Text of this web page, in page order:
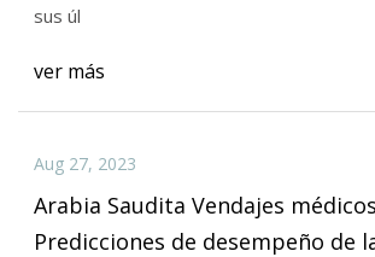
sus úl
ver más
Aug 27, 2023
Arabia Saudita Vendajes
Predicciones de desempeño de